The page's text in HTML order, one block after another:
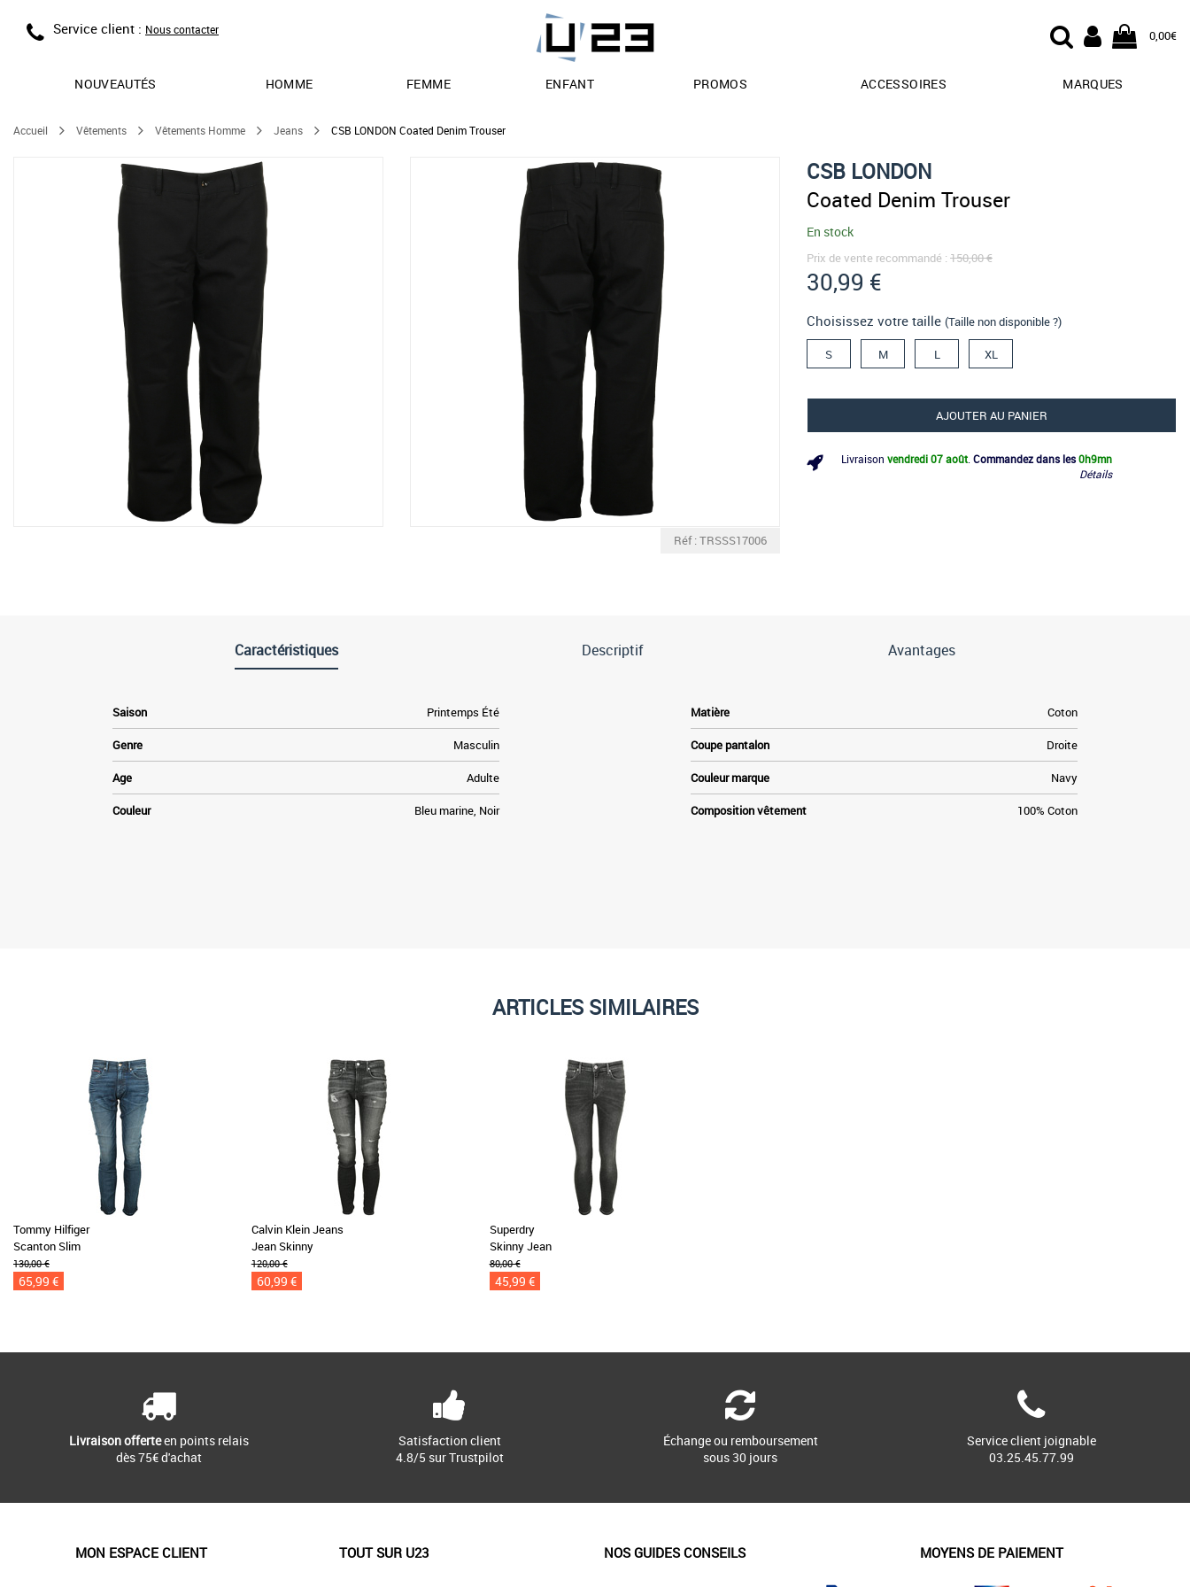
Service client : Nous contacter 0,00€
NOUVEAUTÉS HOMME FEMME ENFANT PROMOS ACCESSOIRES MARQUES
Accueil Vêtements Vêtements Homme Jeans CSB LONDON Coated Denim Trouser
Réf : TRSSS17006
CSB LONDON
Coated Denim Trouser
En stock
Prix de vente recommandé : 150,00 €
30,99 €
Choisissez votre taille (Taille non disponible ?)
S M L XL
AJOUTER AU PANIER
Livraison vendredi 07 août Commandez dans les0h9mn
Détails
Caractéristiques Descriptif Avantages
Saison Printemps Été
Genre Masculin
Age Adulte
Couleur Bleu marine, Noir
Matière Coton
Coupe pantalon Droite
Couleur marque Navy
Composition vêtement 100% Coton
ARTICLES SIMILAIRES
Tommy Hilfiger
Scanton Slim
130,00 €
65,99 €
Calvin Klein Jeans
Jean Skinny
120,00 €
60,99 €
Superdry
Skinny Jean
80,00 €
45,99 €
Livraison offerteen points relais
dès 75€ d'achat
Satisfaction client
4.8/5 sur Trustpilot
Échange ou remboursement
sous 30 jours
Service client joignable
03.25.45.77.99
MON ESPACE CLIENT TOUT SUR U23 NOS GUIDES CONSEILS MOYENS DE PAIEMENT